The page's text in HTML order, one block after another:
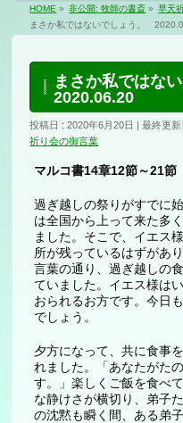
HOME » 非公開: 牧師の書斎 » 早天
まさか私ではないでしょう。
まさか私ではな
2020.06.20
投稿日 : 2020年6月20日 最終更新
祈り会の御言葉
マルコ書14章12節～21節
過ぎ越しの祭りがすでに
は全国から上って来た多
ました。そこで、イエス
所が残っているはずがあ
言葉の通り、過ぎ越しの
ていました。イエス様は
おられるお方です。今日
でしょう。
夕方になって、共に食事
れました。「あなたがた
す。」楽しくご飯を食べ
な静けさが横切り、弟子
の沈黙も瞬く間、ある弟